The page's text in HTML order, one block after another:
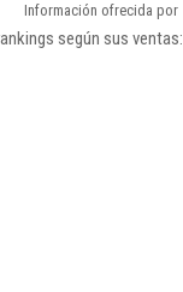
Información ofrecida por
según sus ventas: